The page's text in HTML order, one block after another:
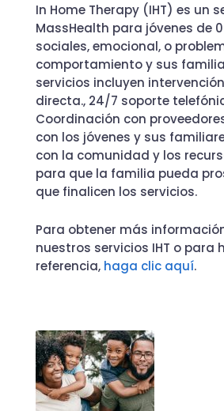
In Home Therapy (IHT) es un
MassHealth para jóvenes de
sociales, emocional, o
comportamiento y sus
servicios incluyen
directa., 24/7 soporte
Coordinación con
con los jóvenes y sus
con la comunidad y los
para que la familia pueda
que finalicen los servicios.
Para obtener más
nuestros servicios IHT o para
referencia, haga clic aquí.